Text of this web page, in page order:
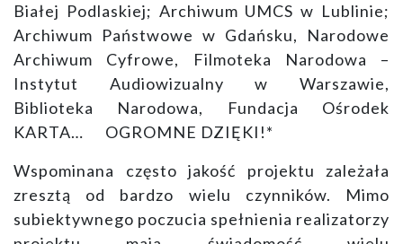
Białej Podlaskiej; Archiwum UMCS w Lublinie;
Archiwum Państwowe w Gdańsku, Narodowe
Archiwum Cyfrowe, Filmoteka Narodowa –
Instytut Audiowizualny w Warszawie,
Biblioteka Narodowa, Fundacja Ośrodek
KARTA… OGROMNE DZIĘKI!*
Wspominana często jakość projektu zależała
zresztą od bardzo wielu czynników. Mimo
subiektywnego poczucia spełnienia realizatorzy